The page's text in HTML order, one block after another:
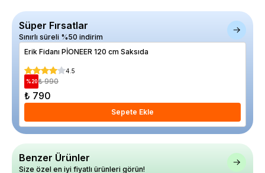
Süper Fırsatlar
Sınırlı süreli %50 indirim
Erik Fidanı PİONEER 120 cm Saksıda
4.5
%20 ₺ 990
₺ 790
Sepete Ekle
Benzer Ürünler
Size özel en iyi fiyatlı ürünleri görün!